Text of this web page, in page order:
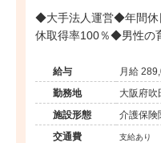
◆大手法人運営◆年間
休取得率100％◆男性の
給与
勤務地
大阪府吹
施設形態
介護保険
交通費
支給あり